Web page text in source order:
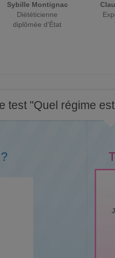
Sybille Montignac
Diététicienne
diplômée d'État
test "Quel régime